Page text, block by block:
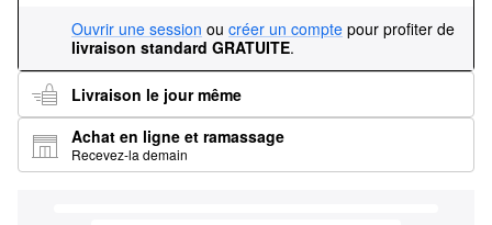
Ouvrir une session ou créer un compte pour profiter de
livraison standard GRATUITE.
Livraison le jour même
Achat en ligne et ramassage
Recevez-la demain